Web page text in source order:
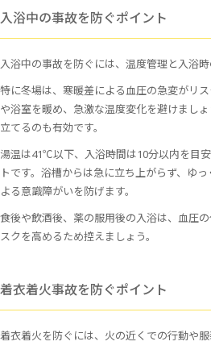
入浴中の事故を防ぐポイント
入浴中の事故を防ぐには、温度管理と入浴時
特に冬場は、寒暖差による血圧の急変がリ
や浴室を暖め、急激な温度変化を避けまし
立てるのも有効です。
湯温は41℃以下、入浴時間は10分以内を目
トです。浴槽からは急に立ち上がらず、ゆ
よる意識障がいを防げます。
食後や飲酒後、薬の服用後の入浴は、血圧
スクを高めるため控えましょう。
着衣着火事故を防ぐポイント
着衣着火を防ぐには、火の近くでの行動や服